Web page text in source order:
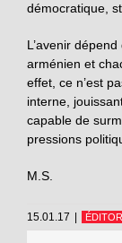
démocratique,
L’avenir
arménien et
effet, ce n’est
interne,
capable de
pressions
M.S.
15.01.17